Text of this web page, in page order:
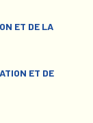
ET DE LA
ET DE